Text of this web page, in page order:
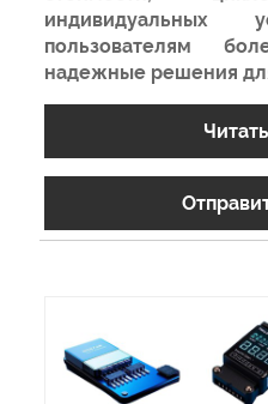
индивидуальных
пользователям
надежные решения